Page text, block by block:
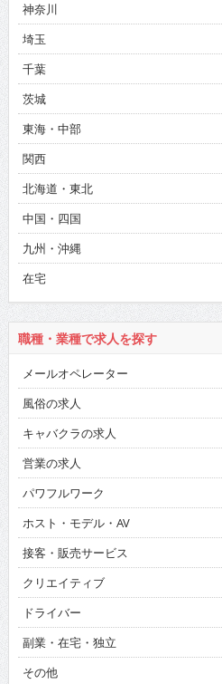
神奈川
埼玉
千葉
茨城
東海・中部
関西
北海道・東北
中国・四国
九州・沖縄
在宅
職種・業種で求人を探す
メールオペレーター
風俗の求人
キャバクラの求人
営業の求人
パワフルワーク
ホスト・モデル・AV
接客・販売サービス
クリエイティブ
ドライバー
副業・在宅・独立
その他